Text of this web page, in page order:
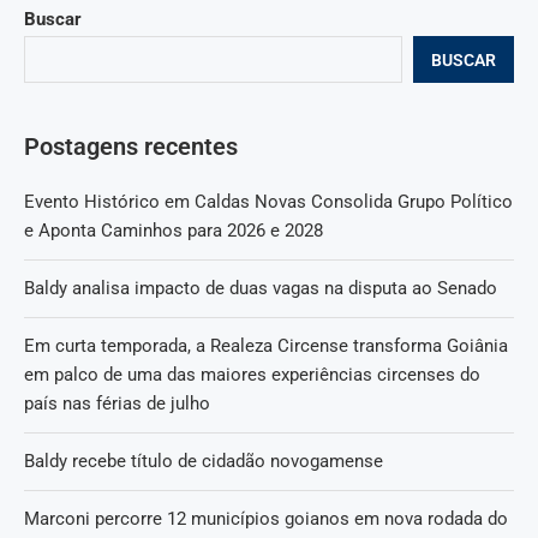
Buscar
BUSCAR
Postagens recentes
Evento Histórico em Caldas Novas Consolida Grupo Político
e Aponta Caminhos para 2026 e 2028
Baldy analisa impacto de duas vagas na disputa ao Senado
Em curta temporada, a Realeza Circense transforma Goiânia
em palco de uma das maiores experiências circenses do
país nas férias de julho
Baldy recebe título de cidadão novogamense
Marconi percorre 12 municípios goianos em nova rodada do